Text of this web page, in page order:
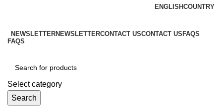
ENGLISHCOUNTRY
NEWSLETTERNEWSLETTERCONTACT USCONTACT USFAQS
FAQS
Select category
Search